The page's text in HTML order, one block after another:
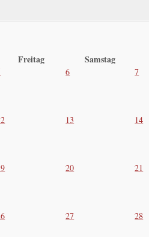
Freitag Samstag
6 7
13 14
20 21
27 28